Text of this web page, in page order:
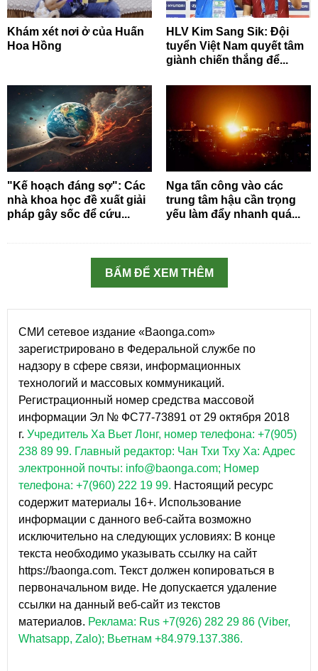
Khám xét nơi ở của Huấn
Hoa Hồng
HLV Kim Sang Sik: Đội
tuyển Việt Nam quyết tâm
giành chiến thắng để...
"Kế hoạch đáng sợ": Các
nhà khoa học đề xuất giải
pháp gây sốc để cứu...
Nga tấn công vào các
trung tâm hậu cần trọng
yếu làm đẩy nhanh quá...
BẤM ĐỂ XEM THÊM
СМИ сетевое издание «Baonga.com»
зарегистрировано в Федеральной службе по
надзору в сфере связи, информационных
технологий и массовых коммуникаций.
Регистрационный номер средства массовой
информации Эл № ФС77-73891 от 29 октября 2018
г. Учредитель Ха Вьет Лонг, номер телефона: +7(905)
238 89 99. Главный редактор: Чан Тхи Тху Ха: Адрес
электронной почты: info@baonga.com; Номер
телефона: +7(960) 222 19 99. Настоящий ресурс
содержит материалы 16+. Использование
информации с данного веб-сайта возможно
исключительно на следующих условиях: В конце
текста необходимо указывать ссылку на сайт
https://baonga.com. Текст должен копироваться в
первоначальном виде. Не допускается удаление
ссылки на данный веб-сайт из текстов
материалов. Реклама: Rus +7(926) 282 29 86 (Viber,
Whatsapp, Zalo); Вьетнам +84.979.137.386.